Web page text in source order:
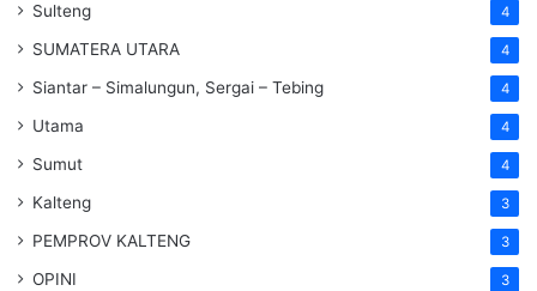
Sulteng 4
SUMATERA UTARA 4
Siantar – Simalungun, Sergai – Tebing 4
Utama 4
Sumut 4
Kalteng 3
PEMPROV KALTENG 3
OPINI 3